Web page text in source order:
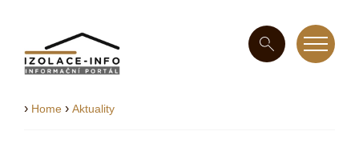
› Home › Aktuality